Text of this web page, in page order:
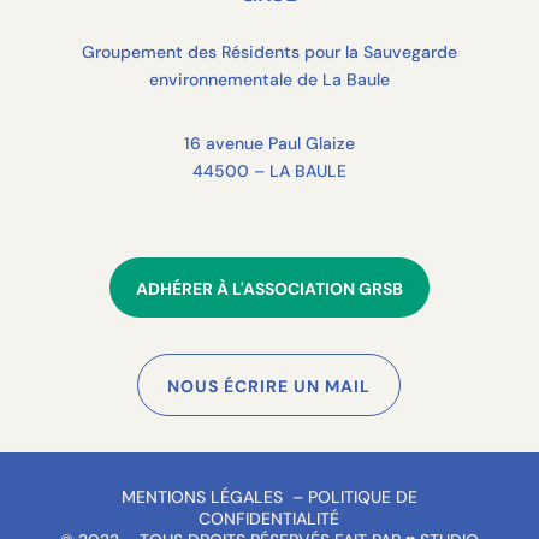
Groupement des Résidents pour la Sauvegarde
environnementale de La Baule
16 avenue Paul Glaize
44500 – LA BAULE
ADHÉRER À L'ASSOCIATION GRSB
NOUS ÉCRIRE UN MAIL
MENTIONS LÉGALES– POLITIQUE DE
CONFIDENTIALITÉ